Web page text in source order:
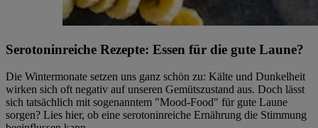
Serotoninreiche Rezepte: Essen für die gute Laune?
Die Wintermonate setzen uns ganz schön zu: Kälte und Dunkelheit
wirken sich oft negativ auf unseren Gemütszustand aus. Doch lässt
sich tatsächlich mit sogenanntem "Mood-Food" für gute Laune
sorgen? Lies hier, ob eine serotoninreiche Ernährung die Stimmung